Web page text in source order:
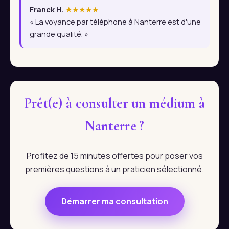
Franck H. ★★★★★
« La voyance par téléphone à Nanterre est d'une
grande qualité. »
Prêt(e) à consulter un médium à
Nanterre ?
Profitez de 15 minutes offertes pour poser vos
premières questions à un praticien sélectionné.
Démarrer ma consultation